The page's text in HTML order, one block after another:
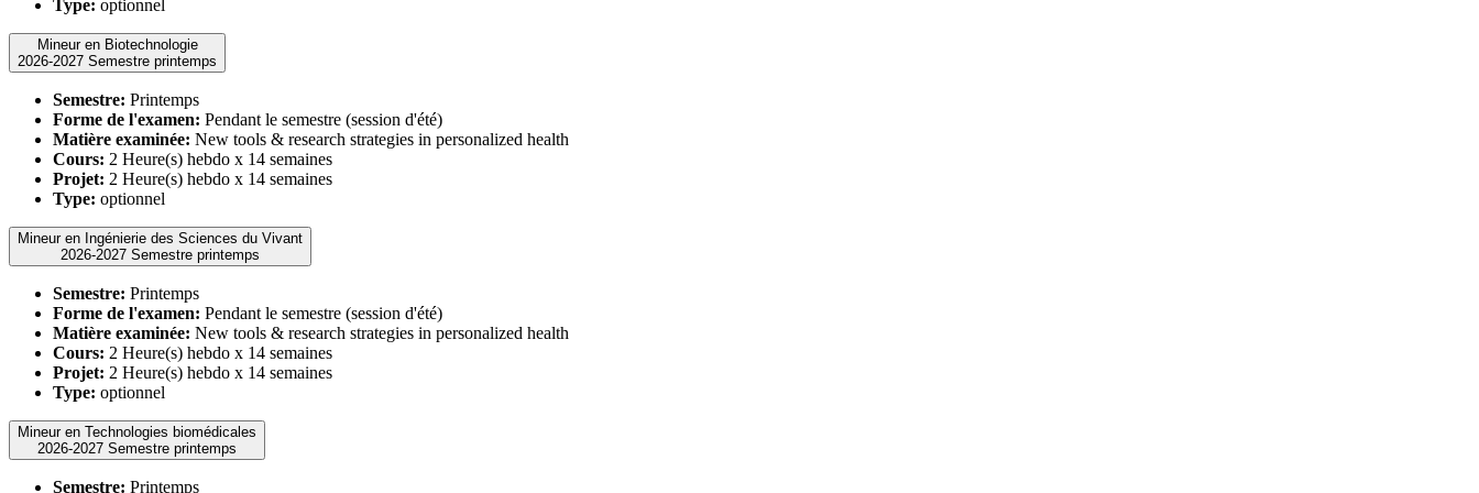
Type: optionnel
Mineur en Biotechnologie
2026-2027 Semestre printemps
Semestre: Printemps
Forme de l'examen: Pendant le semestre (session d'été)
Matière examinée: New tools & research strategies in personalized health
Cours: 2 Heure(s) hebdo x 14 semaines
Projet: 2 Heure(s) hebdo x 14 semaines
Type: optionnel
Mineur en Ingénierie des Sciences du Vivant
2026-2027 Semestre printemps
Semestre: Printemps
Forme de l'examen: Pendant le semestre (session d'été)
Matière examinée: New tools & research strategies in personalized health
Cours: 2 Heure(s) hebdo x 14 semaines
Projet: 2 Heure(s) hebdo x 14 semaines
Type: optionnel
Mineur en Technologies biomédicales
2026-2027 Semestre printemps
Semestre: Printemps